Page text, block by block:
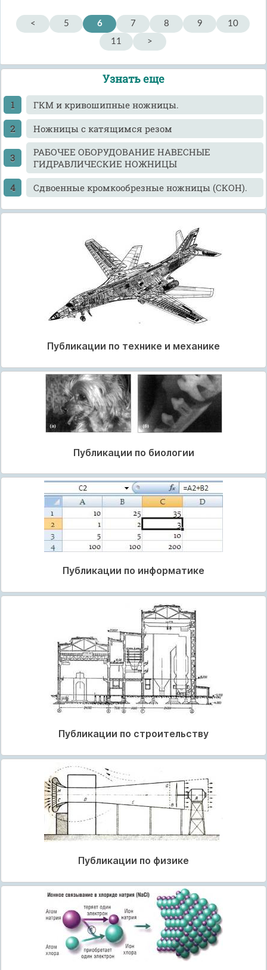
< 5 6 7 8 9
10
11
>
Узнать еще
ГКМ и кривошипные ножницы.
Ножницы с катящимся резом
РАБОЧЕЕ ОБОРУДОВАНИЕ НАВЕСНЫЕ
ГИДРАВЛИЧЕСКИЕ НОЖНИЦЫ
Сдвоенные кромкообрезные ножницы (СКОН).
Публикации по технике и механике
Публикации по биологии
Публикации по информатике
Публикации по строительству
Публикации по физике